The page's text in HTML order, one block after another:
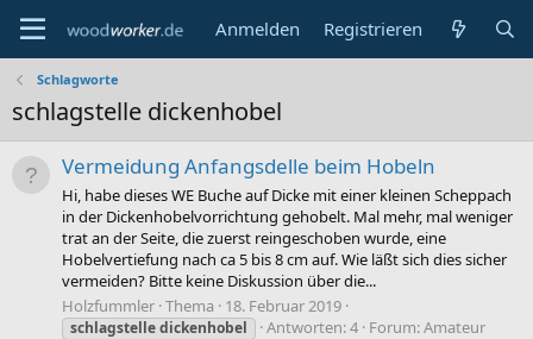
Anmelden Registrieren
Schlagworte
schlagstelle dickenhobel
Vermeidung Anfangsdelle beim Hobeln
Hi, habe dieses WE Buche auf Dicke mit einer kleinen Scheppach
in der Dickenhobelvorrichtung gehobelt. Mal mehr, mal weniger
trat an der Seite, die zuerst reingeschoben wurde, eine
Hobelvertiefung nach ca 5 bis 8 cm auf. Wie läßt sich dies sicher
vermeiden? Bitte keine Diskussion über die...
Holzfummler Thema 18. Februar 2019
schlagstelledickenhobel Antworten: 4 Forum:Amateur